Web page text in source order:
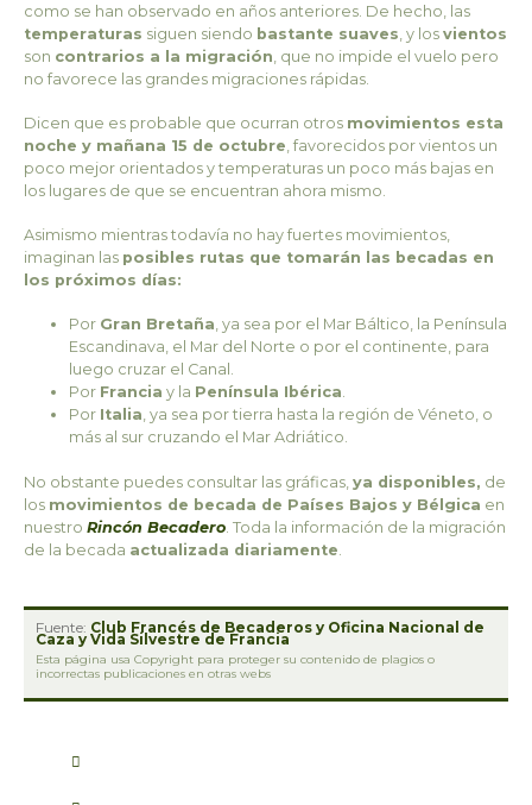
como se han observado en años anteriores. De hecho, las
temperaturas siguen siendo bastante suaves, y los vientos
son contrarios a la migración, que no impide el vuelo pero
no favorece las grandes migraciones rápidas.
Dicen que es probable que ocurran otros movimientos esta
noche y mañana 15 de octubre , favorecidos por vientos un
poco mejor orientados y temperaturas un poco más bajas en
los lugares de que se encuentran ahora mismo.
Asimismo mientras todavía no hay fuertes movimientos,
imaginan las posibles rutas que tomarán las becadas en
los próximos días:
Por Gran Bretaña , ya sea por el Mar Báltico, la Península
Escandinava, el Mar del Norte o por el continente, para
luego cruzar el Canal.
Por Francia y la Península Ibérica
Por Italia , ya sea por tierra hasta la región de Véneto, o
más al sur cruzando el Mar Adriático.
No obstante puedes consultar las gráficas, ya disponibles, de
los movimientos de becada de Países Bajos y Bélgica en
nuestro Rincón Becadero . Toda la información de la migración
de la becada actualizada diariamente
Fuente: Club Francés de Becaderos y Oficina Nacional de
Caza y Vida Silvestre de Francia
Esta página usa Copyright para proteger su contenido de plagios o
incorrectas publicaciones en otras webs